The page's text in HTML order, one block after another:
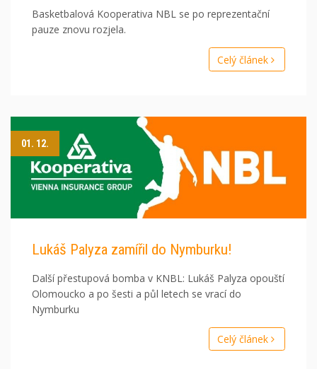
Basketbalová Kooperativa NBL se po reprezentační
pauze znovu rozjela.
Celý článek
01. 12.
Lukáš Palyza zamířil do Nymburku!
Další přestupová bomba v KNBL: Lukáš Palyza opouští
Olomoucko a po šesti a půl letech se vrací do
Nymburku
Celý článek